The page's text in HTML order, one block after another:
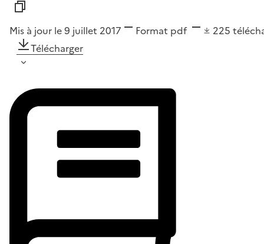
Mis à jour le 9 juillet 2017 Format pdf 225
Télécharger